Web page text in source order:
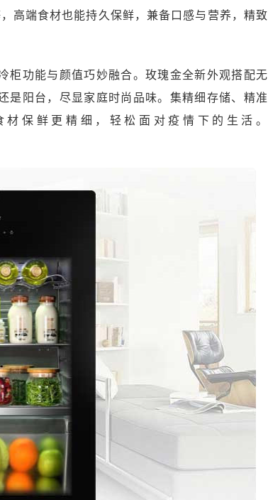
高端食材也能持久保鲜，兼备口感与营养，精致
柜功能与颜值巧妙融合。玫瑰金全新外观搭配无
是阳台，尽显家庭时尚品味。集精细存储、精准
保鲜更精细，轻松面对疫情下的生活。